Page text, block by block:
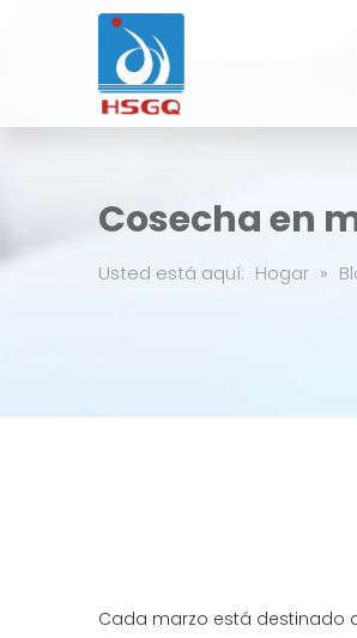
Cosecha en
Usted está aquí: Hogar »
Cada marzo está destinado